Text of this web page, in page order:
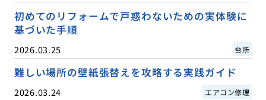
初めてのリフォームで戸惑わないための実体験に
基づいた手順
2026.03.25 台所
難しい場所の壁紙張替えを攻略する実践ガイド
2026.03.24 エアコン修理